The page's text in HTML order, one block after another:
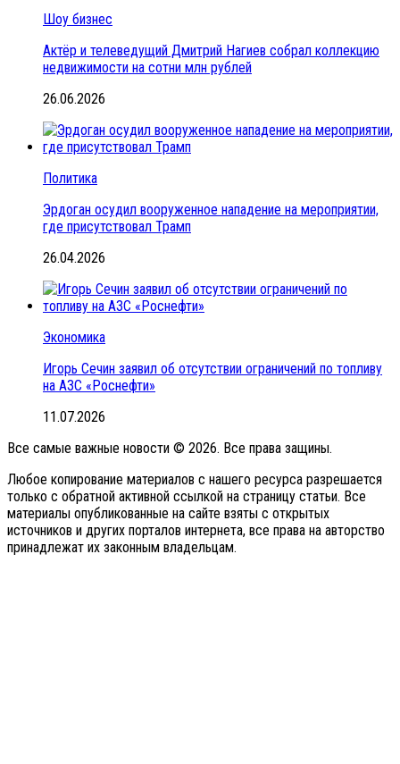
Шоу бизнес
Актёр и телеведущий Дмитрий Нагиев собрал коллекцию
недвижимости на сотни млн рублей
26.06.2026
Политика
Эрдоган осудил вооруженное нападение на мероприятии,
где присутствовал Трамп
26.04.2026
Экономика
Игорь Сечин заявил об отсутствии ограничений по топливу
на АЗС «Роснефти»
11.07.2026
Все самые важные новости © 2026. Все права защины.
Любое копирование материалов с нашего ресурса разрешается
только с обратной активной ссылкой на страницу статьи. Все
материалы опубликованные на сайте взяты с открытых
источников и других порталов интернета, все права на авторство
принадлежат их законным владельцам.